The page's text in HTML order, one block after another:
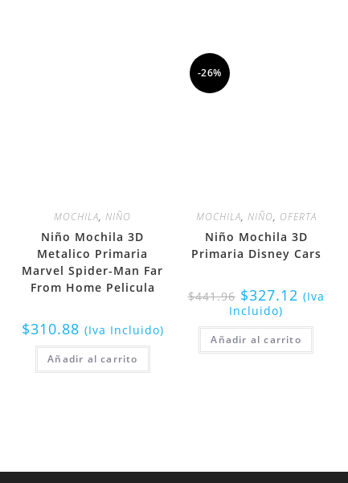
MOCHILA,NIÑO
Niño Mochila 3D
Metalico Primaria
Marvel Spider-Man Far
From Home Pelicula
$310.88 (Iva Incluido)
Añadir al carrito
-26%
MOCHILA, NIÑO, OFERTA
Niño Mochila 3D
Primaria Disney Cars
$441.96 $327.12 (Iva
Incluido)
Añadir al carrito